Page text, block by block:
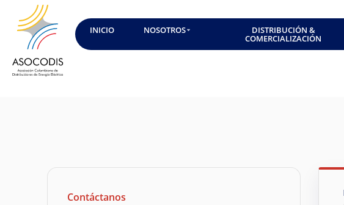
INICIO NOSOTROS DISTRIBUCIÓN &
COMERCIALIZACIÓN
Contáctanos